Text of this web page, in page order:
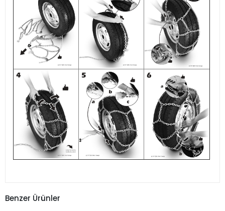
Benzer Ürünler